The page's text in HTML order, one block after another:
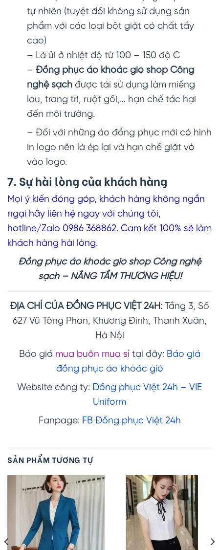
tự nhiên (tuyệt đối không sử dụng sản
phẩm với các loại bột giặt có chất tẩy
cao)
– Là ủi ở nhiệt độ từ 100 – 150 độ C
– Đồng phục áo khoác gió shop Công
nghệ sạch được tái sử dụng làm miếng
lau, trang trí, ruột gối,… hạn chế tác hại
đến môi trường.
– Đối với những áo đồng phục mới có hình
in logo nên là ép lại và hạn chế giặt vò
vào logo.
7. Sự hài lòng của khách hàng
Mọi ý kiến đóng góp, khách hàng không ngần
ngại hãy liên hệ ngay với chúng tôi,
hotline/Zalo 0986 368862. Cam kết 100% sẽ làm
khách hàng hài lòng.
Đồng phục áo khoác gió shop Công nghệ
sạch – NÂNG TẦM THƯƠNG HIỆU!
ĐỊA CHỈ CỦA ĐỒNG PHỤC VIỆT 24H: Tầng 3, Số
627 Vũ Tông Phan, Khương Đình, Thanh Xuân,
Hà Nội
Báo giá mua buôn mua sỉ tại đây: Báo giá
đồng phục áo khoác gió
Website công ty: Đồng phục Việt 24h – VIE
Uniform
Fanpage: FB Đồng phục Việt 24h
SẢN PHẨM TƯƠNG TỰ